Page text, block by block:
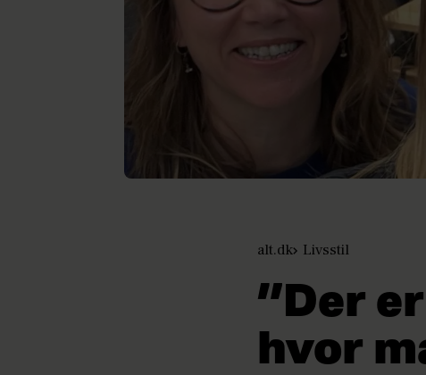
alt.dk Livsstil
”Der
hvor